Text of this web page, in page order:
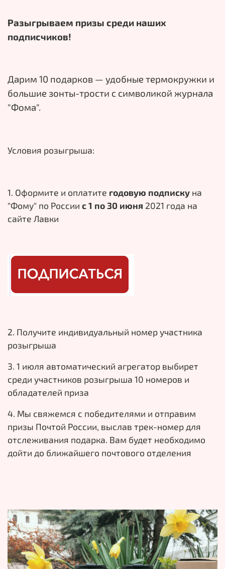
Разыгрываем призы среди наших
подписчиков!
Дарим 10 подарков — удобные термокружки и
большие зонты-трости с символикой журнала
"Фома".
Условия розыгрыша:
1. Оформите и оплатите годовую подписку на
"Фому" по России с 1 по 30 июня 2021 года на
сайте Лавки
2. Получите индивидуальный номер участника
розыгрыша
3. 1 июля автоматический агрегатор выбирет
среди участников розыгрыша 10 номеров и
обладателей приза
4. Мы свяжемся с победителями и отправим
призы Почтой России, выслав трек-номер для
отслеживания подарка. Вам будет необходимо
дойти до ближайшего почтового отделения